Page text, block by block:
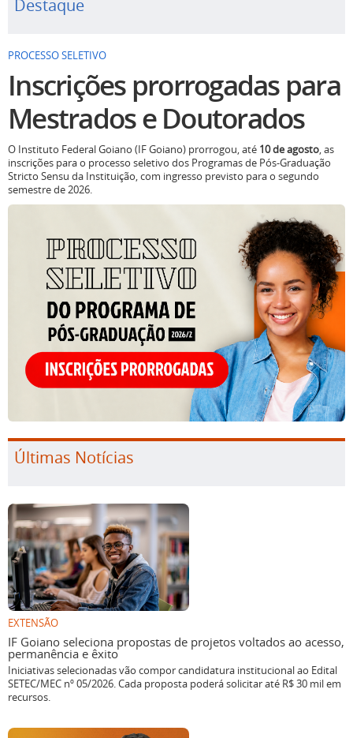
Destaque
PROCESSO SELETIVO
Inscrições prorrogadas para
Mestrados e Doutorados
O Instituto Federal Goiano (IF Goiano) prorrogou, até 10 de agosto, as
inscrições para o processo seletivo dos Programas de Pós-Graduação
Stricto Sensu da Instituição, com ingresso previsto para o segundo
semestre de 2026.
Últimas Notícias
EXTENSÃO
IF Goiano seleciona propostas de projetos voltados ao acesso,
permanência e êxito
Iniciativas selecionadas vão compor candidatura institucional ao Edital
SETEC/MEC nº 05/2026. Cada proposta poderá solicitar até R$ 30 mil em
recursos.